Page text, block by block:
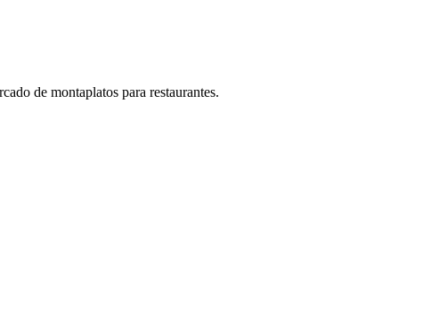
de montaplatos para restaurantes.